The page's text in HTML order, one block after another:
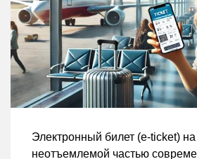
Электронный билет (e-ticket)
неотъемлемой частью